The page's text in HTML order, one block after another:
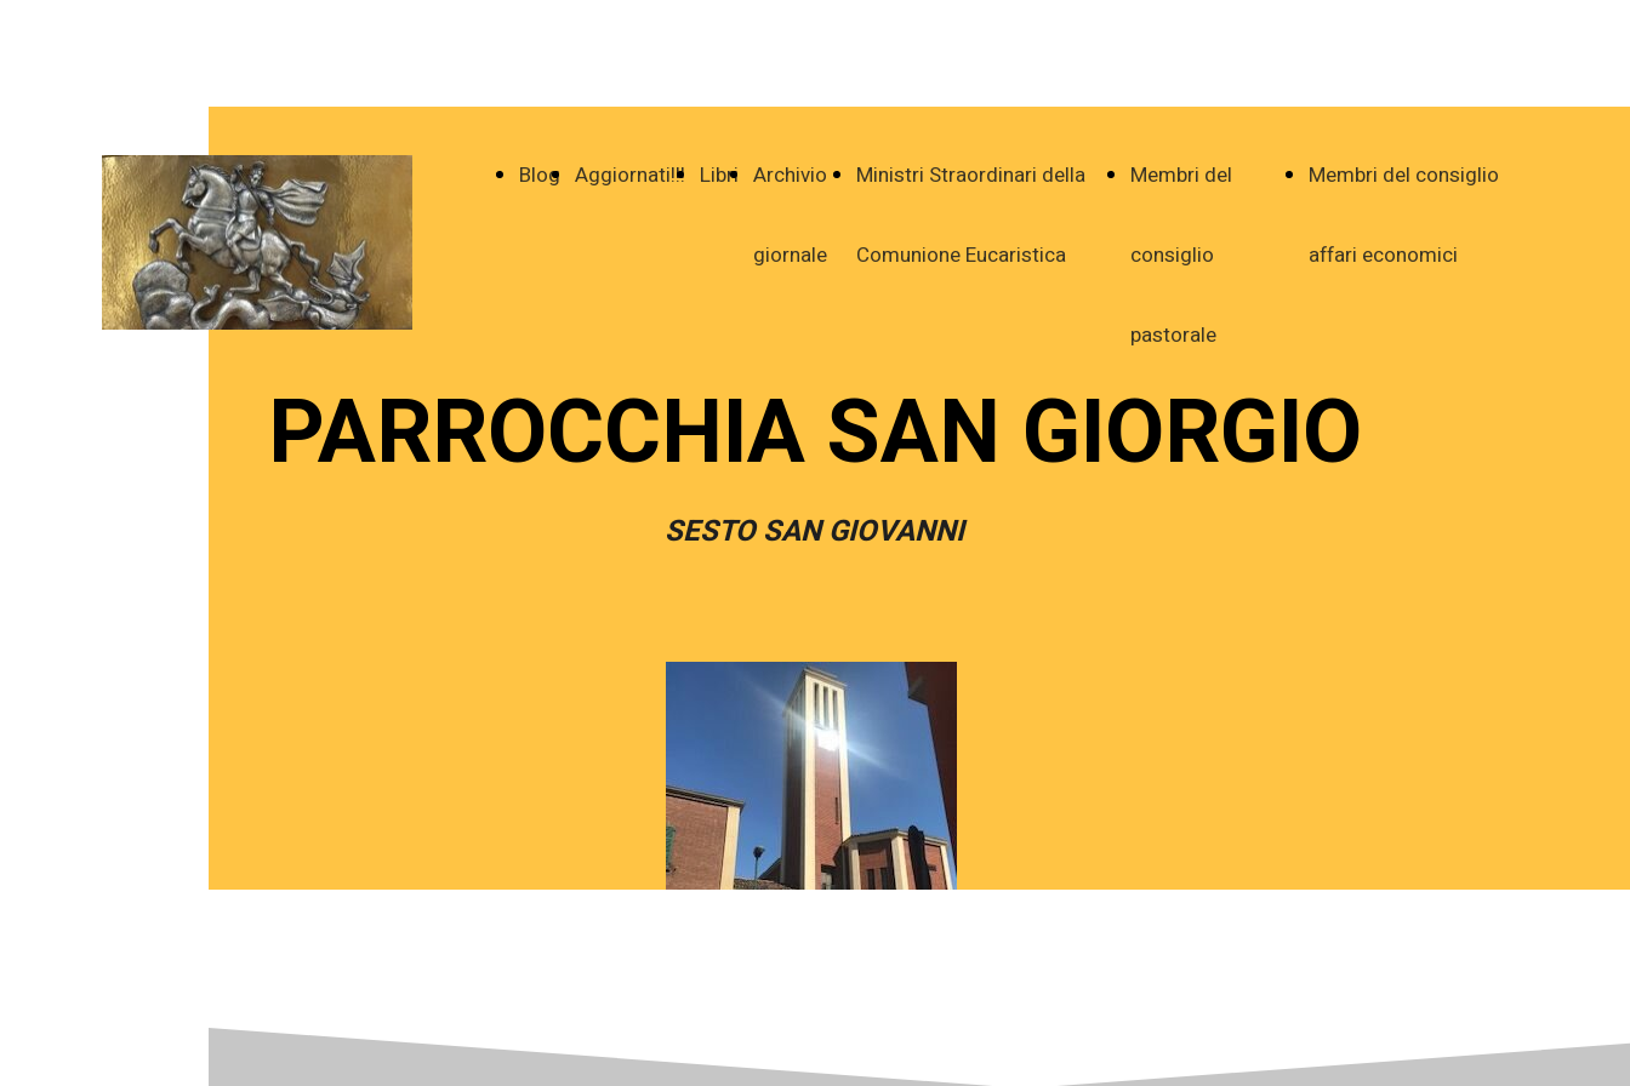
Blog Aggiornati!!! Libri Archivio
giornale
Ministri Straordinari della
Comunione Eucaristica
Membri del
consiglio
pastorale
Membri del consiglio
affari economici
PARROCCHIA SAN GIORGIO
SESTO SAN GIOVANNI